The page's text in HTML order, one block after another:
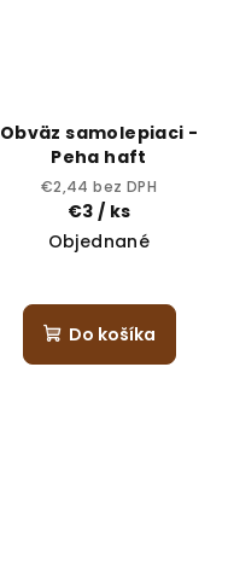
Obväz samolepiaci -
Peha haft
€2,44 bez DPH
€3 / ks
Objednané
Do košíka